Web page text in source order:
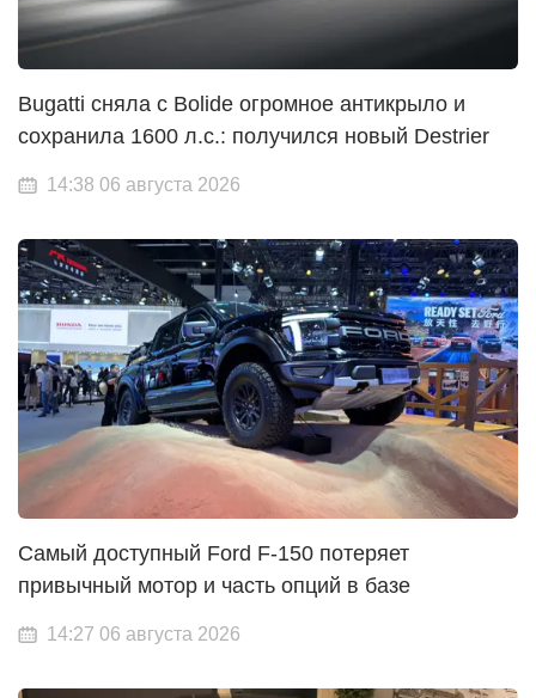
Bugatti сняла с Bolide огромное антикрыло и
сохранила 1600 л.с.: получился новый Destrier
14:38 06 августа 2026
Самый доступный Ford F-150 потеряет
привычный мотор и часть опций в базе
14:27 06 августа 2026